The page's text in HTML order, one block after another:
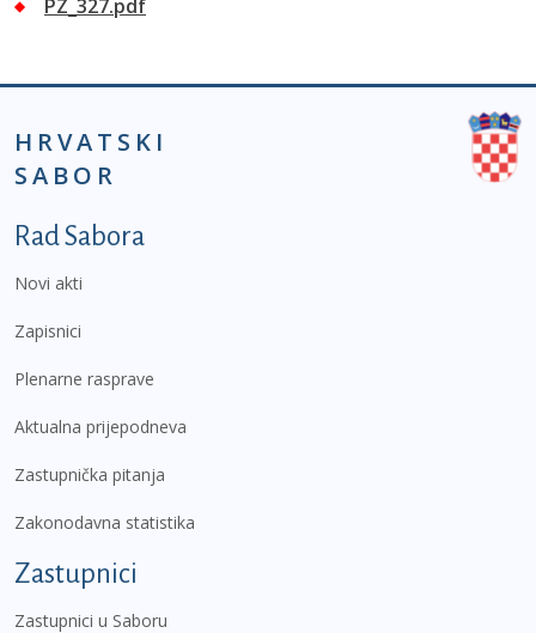
PZ_327.pdf
HRVATSKI
SABOR
Podnožje prvi izbornik
Rad Sabora
Novi akti
Zapisnici
Plenarne rasprave
Aktualna prijepodneva
Zastupnička pitanja
Zakonodavna statistika
Zastupnici
Zastupnici u Saboru